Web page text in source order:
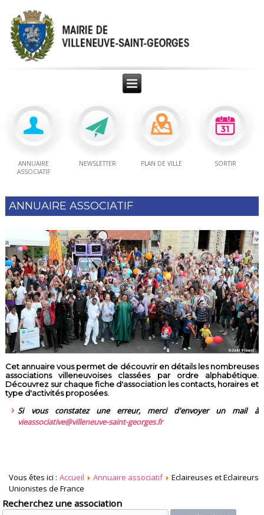
ANNUAIRE
ASSOCIATIF
NEWSLETTER PLAN DE VILLE SORTIR
ANNUAIRE ASSOCIATIF
Cet annuaire vous permet de découvrir en détails les nombreuses
associations villeneuvoises classées par ordre alphabétique.
Découvrez sur chaque fiche d'association les contacts, horaires et
type d'activités proposées.
Si vous constatez une erreur, merci d'envoyer un mail à
vieassociative@villeneuve-saint-georges.fr
Vous êtes ici : Accueil Annuaire associatif
Eclaireuses et Eclaireurs
Unionistes de France
Recherchez une association